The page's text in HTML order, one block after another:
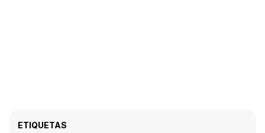
ETIQUETAS